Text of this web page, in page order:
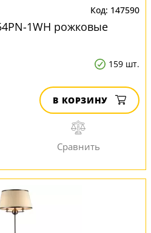
147590
1WH рожковые
159 шт.
В КОРЗИНУ